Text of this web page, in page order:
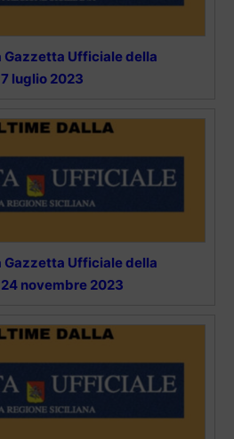
Gazzetta Ufficiale della
luglio 2023
Gazzetta Ufficiale della
novembre 2023